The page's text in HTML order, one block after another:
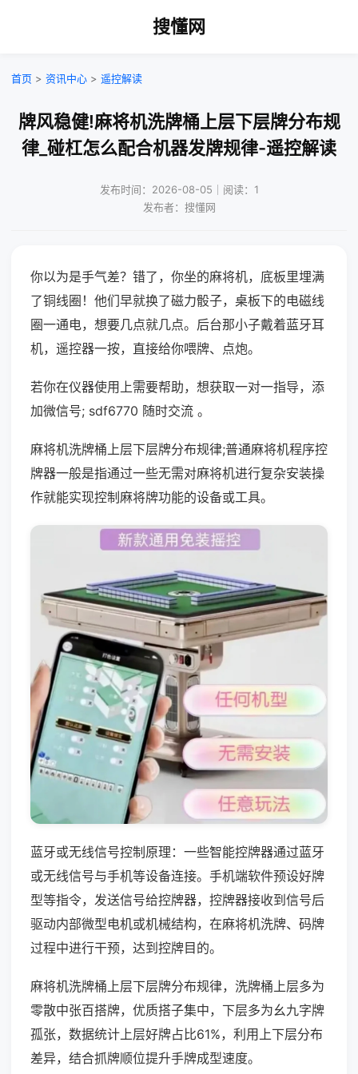
搜懂网
首页 > 资讯中心 > 遥控解读
牌风稳健!麻将机洗牌桶上层下层牌分布规
律_碰杠怎么配合机器发牌规律-遥控解读
发布时间：2026-08-05｜阅读：1
发布者：搜懂网
你以为是手气差？错了，你坐的麻将机，底板里埋满
了铜线圈！他们早就换了磁力骰子，桌板下的电磁线
圈一通电，想要几点就几点。后台那小子戴着蓝牙耳
机，遥控器一按，直接给你喂牌、点炮。
若你在仪器使用上需要帮助，想获取一对一指导，添
加微信号; sdf6770 随时交流 。
麻将机洗牌桶上层下层牌分布规律;普通麻将机程序控
牌器一般是指通过一些无需对麻将机进行复杂安装操
作就能实现控制麻将牌功能的设备或工具。
蓝牙或无线信号控制原理：一些智能控牌器通过蓝牙
或无线信号与手机等设备连接。手机端软件预设好牌
型等指令，发送信号给控牌器，控牌器接收到信号后
驱动内部微型电机或机械结构，在麻将机洗牌、码牌
过程中进行干预，达到控牌目的。
麻将机洗牌桶上层下层牌分布规律，洗牌桶上层多为
零散中张百搭牌，优质搭子集中，下层多为幺九字牌
孤张，数据统计上层好牌占比61%，利用上下层分布
差异，结合抓牌顺位提升手牌成型速度。